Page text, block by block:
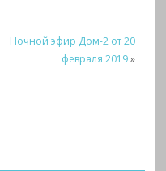
Ночной эфир Дом-2 от 20
февраля 2019»